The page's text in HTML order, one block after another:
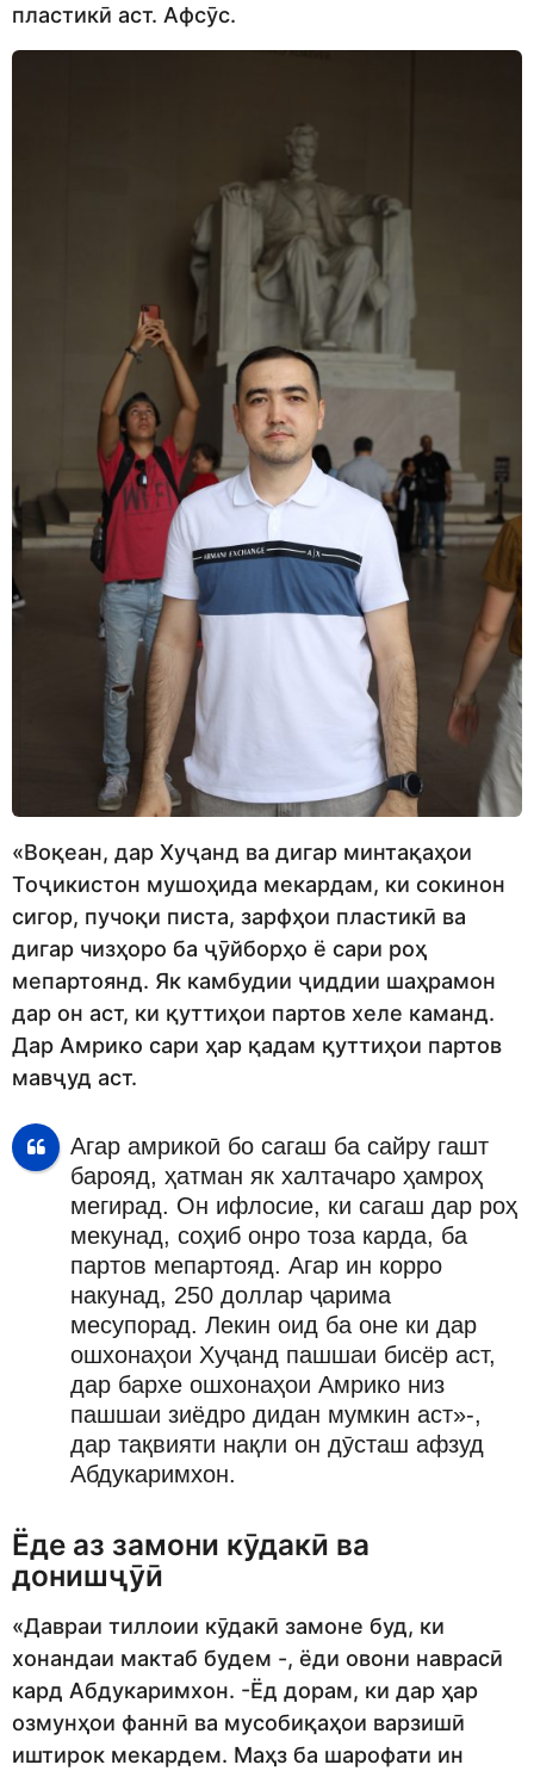
пластикӣ аст. Афсӯс.
«Воқеан, дар Хуҷанд ва дигар минтақаҳои
Тоҷикистон мушоҳида мекардам, ки сокинон
сигор, пучоқи писта, зарфҳои пластикӣ ва
дигар чизҳоро ба ҷӯйборҳо ё сари роҳ
мепартоянд. Як камбудии ҷиддии шаҳрамон
дар он аст, ки қуттиҳои партов хеле каманд.
Дар Амрико сари ҳар қадам қуттиҳои партов
мавҷуд аст.
Агар амрикоӣ бо сагаш ба сайру гашт
барояд, ҳатман як халтачаро ҳамроҳ
мегирад. Он ифлосие, ки сагаш дар роҳ
мекунад, соҳиб онро тоза карда, ба
партов мепартояд. Агар ин корро
накунад, 250 доллар ҷарима
месупорад. Лекин оид ба оне ки дар
ошхонаҳои Хуҷанд пашшаи бисёр аст,
дар бархе ошхонаҳои Амрико низ
пашшаи зиёдро дидан мумкин аст»-,
дар тақвияти нақли он дӯсташ афзуд
Абдукаримхон.
Ёде аз замони кӯдакӣ ва
донишҷӯӣ
«Давраи тиллоии кӯдакӣ замоне буд, ки
хонандаи мактаб будем -, ёди овони наврасӣ
кард Абдукаримхон. -Ёд дорам, ки дар ҳар
озмунҳои фаннӣ ва мусобиқаҳои варзишӣ
иштирок мекардем. Маҳз ба шарофати ин